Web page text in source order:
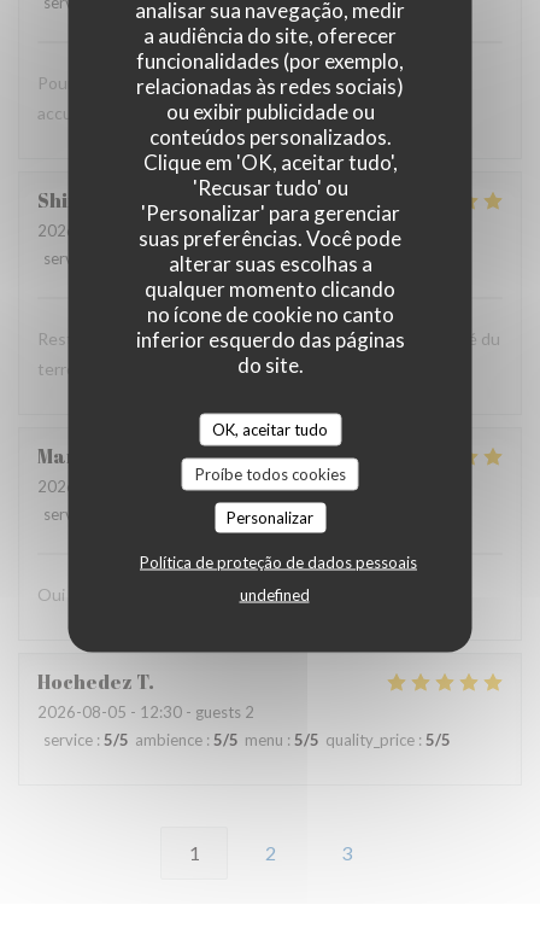
analisar sua navegação, medir
a audiência do site, oferecer
funcionalidades (por exemplo,
relacionadas às redes sociais)
ou exibir publicidade ou
conteúdos personalizados.
Clique em 'OK, aceitar tudo',
'Recusar tudo' ou
'Personalizar' para gerenciar
suas preferências. Você pode
alterar suas escolhas a
qualquer momento clicando
no ícone de cookie no canto
inferior esquerdo das páginas
do site.
OK, aceitar tudo
Proíbe todos cookies
Personalizar
Política de proteção de dados pessoais
undefined
Pour une première cadre super repas au top tres bonne
accueil bonne continuation
Shirley
2026-08-06
- 13:00 - guests 3
service
ambience:5/5 menu: 5/5 quality_price
Restaurant au cadre très agréable et à la cuisine de qualité du
terroir. Nous reviendrons
Mandy
2026-08-05
- 12:00 - guests 2
service
/5 menu:5/5
Oui avec plaisir
Hochedez T
2026-08-05 - 12:30 - guests 2
service : 5/5 ambience : 5/5 menu : 5/5 quality_price : 5/5
1 2 3